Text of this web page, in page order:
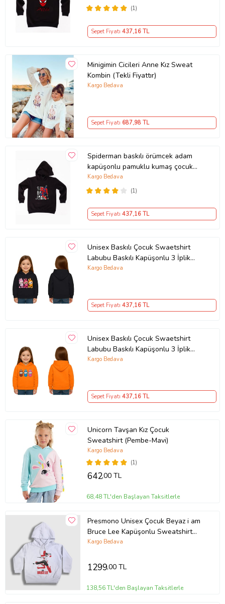
(1)
Sepet Fiyatı 437,16 TL
Minigimin Cicileri Anne Kız Sweat
Kombin (Tekli Fiyattır)
Kargo Bedava
Sepet Fiyatı 687,98 TL
Spiderman baskılı örümcek adam
kapüşonlu pamuklu kumaş çocuk
sweatshirt (Siyah)
(1)
Kargo Bedava
Sepet Fiyatı 437,16 TL
Unisex Baskılı Çocuk Swaetshirt
Labubu Baskılı Kapüşonlu 3 İplik
Şardonlu (Siyah)
Kargo Bedava
Sepet Fiyatı 437,16 TL
Unisex Baskılı Çocuk Swaetshirt
Labubu Baskılı Kapüşonlu 3 İplik
Şardonlu (Turuncu)
Kargo Bedava
Sepet Fiyatı 437,16 TL
Unicorn Tavşan Kız Çocuk
Sweatshirt (Pembe-Mavi)
(1)
Kargo Bedava
642,00 TL
68,48 TL'den Başlayan Taksitlerle
Presmono Unisex Çocuk Beyaz i am
Bruce Lee Kapüşonlu Sweatshirt
256802tt
Kargo Bedava
1299,00 TL
138,56 TL'den Başlayan Taksitlerle